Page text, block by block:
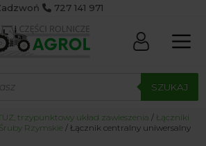
727 141 971
SZUKAJ
trzypunktowy układ zawieszenia / Łączniki
Rzymskie / Łącznik centralny uniwersalny